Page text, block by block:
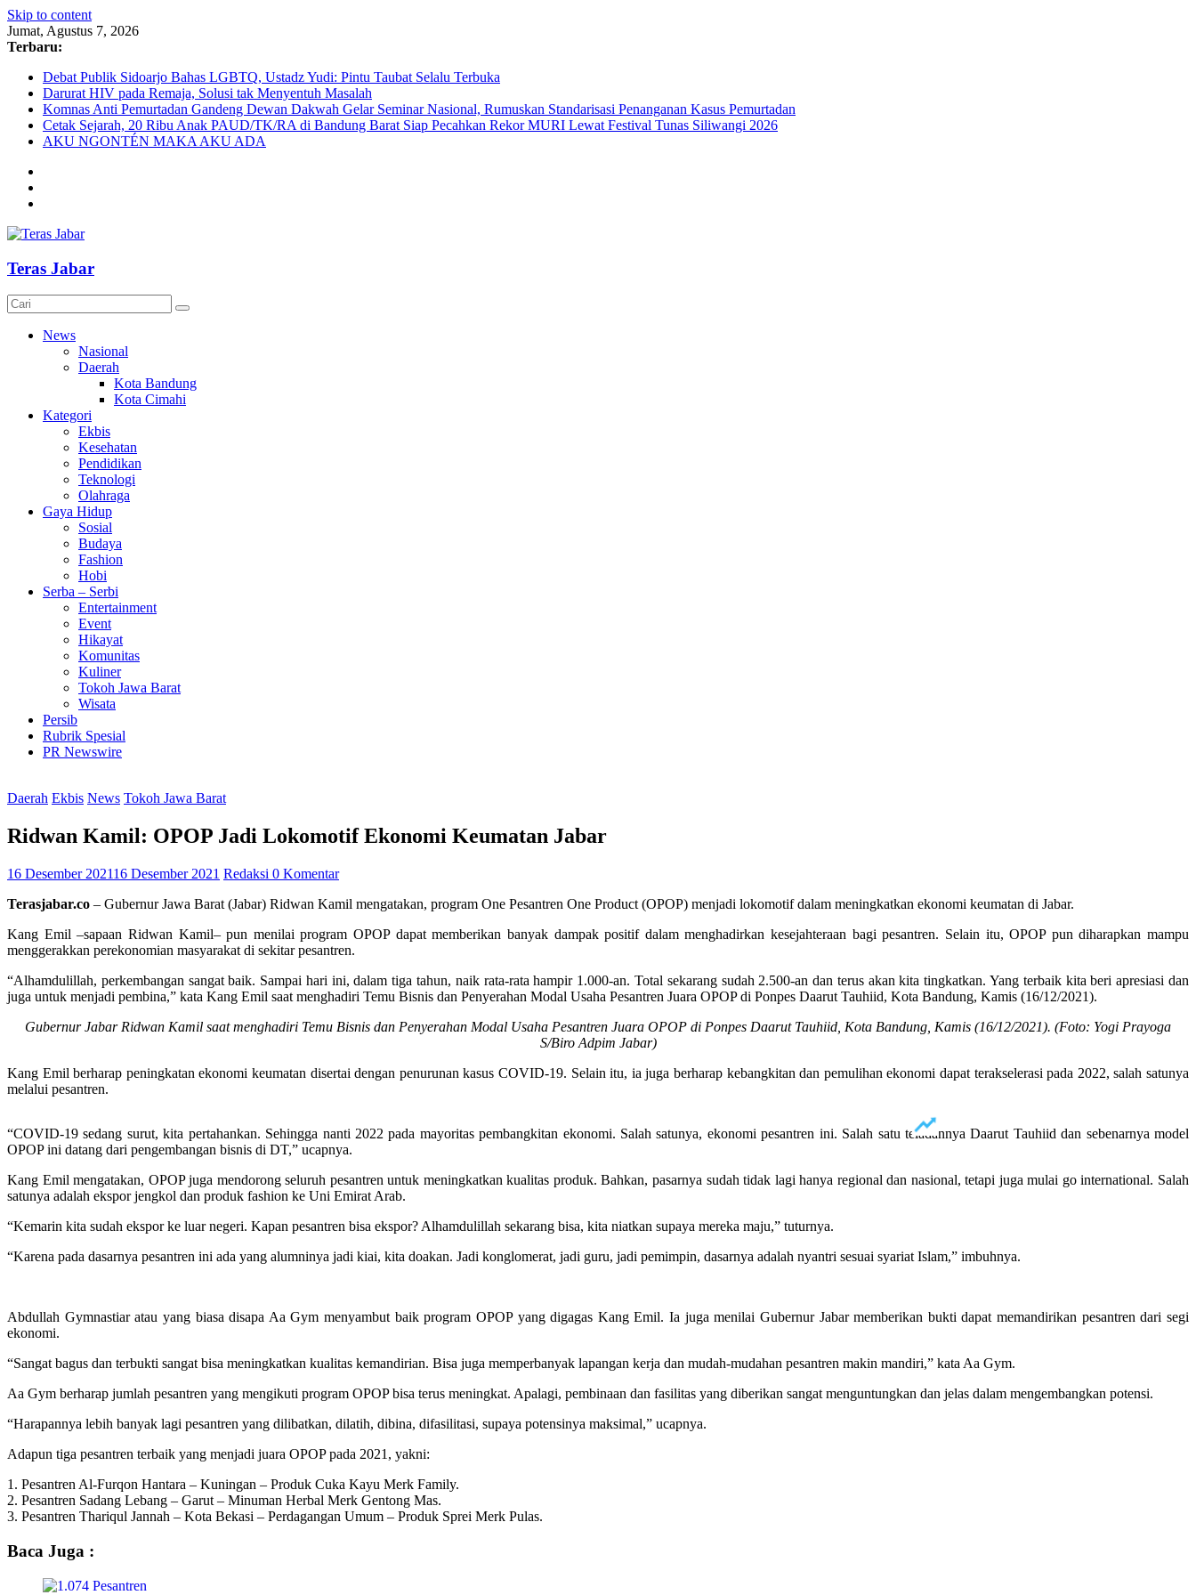
Skip to content
Jumat, Agustus 7, 2026
Terbaru:
Debat Publik Sidoarjo Bahas LGBTQ, Ustadz Yudi: Pintu Taubat Selalu Terbuka
Darurat HIV pada Remaja, Solusi tak Menyentuh Masalah
Komnas Anti Pemurtadan Gandeng Dewan Dakwah Gelar Seminar Nasional, Rumuskan Standarisasi Penanganan Kasus Pemurtadan
Cetak Sejarah, 20 Ribu Anak PAUD/TK/RA di Bandung Barat Siap Pecahkan Rekor MURI Lewat Festival Tunas Siliwangi 2026
AKU NGONTÉN MAKA AKU ADA
Teras Jabar
News
Nasional
Daerah
Kota Bandung
Kota Cimahi
Kategori
Ekbis
Kesehatan
Pendidikan
Teknologi
Olahraga
Gaya Hidup
Sosial
Budaya
Fashion
Hobi
Serba – Serbi
Entertainment
Event
Hikayat
Komunitas
Kuliner
Tokoh Jawa Barat
Wisata
Persib
Rubrik Spesial
PR Newswire
Daerah Ekbis News Tokoh Jawa Barat
Ridwan Kamil: OPOP Jadi Lokomotif Ekonomi Keumatan Jabar
16 Desember 202116 Desember 2021 Redaksi 0 Komentar
Terasjabar.co – Gubernur Jawa Barat (Jabar) Ridwan Kamil mengatakan, program One Pesantren One Product (OPOP) menjadi lokomotif dalam meningkatkan ekonomi keumatan di Jabar.
Kang Emil –sapaan Ridwan Kamil– pun menilai program OPOP dapat memberikan banyak dampak positif dalam menghadirkan kesejahteraan bagi pesantren. Selain itu, OPOP pun diharapkan mampu
menggerakkan perekonomian masyarakat di sekitar pesantren.
“Alhamdulillah, perkembangan sangat baik. Sampai hari ini, dalam tiga tahun, naik rata-rata hampir 1.000-an. Total sekarang sudah 2.500-an dan terus akan kita tingkatkan. Yang terbaik kita beri apresiasi dan
juga untuk menjadi pembina,” kata Kang Emil saat menghadiri Temu Bisnis dan Penyerahan Modal Usaha Pesantren Juara OPOP di Ponpes Daarut Tauhiid, Kota Bandung, Kamis (16/12/2021).
Gubernur Jabar Ridwan Kamil saat menghadiri Temu Bisnis dan Penyerahan Modal Usaha Pesantren Juara OPOP di Ponpes Daarut Tauhiid, Kota Bandung, Kamis (16/12/2021). (Foto: Yogi Prayoga
S/Biro Adpim Jabar)
Kang Emil berharap peningkatan ekonomi keumatan disertai dengan penurunan kasus COVID-19. Selain itu, ia juga berharap kebangkitan dan pemulihan ekonomi dapat terakselerasi pada 2022, salah satunya
melalui pesantren.
“COVID-19 sedang surut, kita pertahankan. Sehingga nanti 2022 pada mayoritas pembangkitan ekonomi. Salah satunya, ekonomi pesantren ini. Salah satu teladannya Daarut Tauhiid dan sebenarnya model
OPOP ini datang dari pengembangan bisnis di DT,” ucapnya.
Kang Emil mengatakan, OPOP juga mendorong seluruh pesantren untuk meningkatkan kualitas produk. Bahkan, pasarnya sudah tidak lagi hanya regional dan nasional, tetapi juga mulai go international. Salah
satunya adalah ekspor jengkol dan produk fashion ke Uni Emirat Arab.
“Kemarin kita sudah ekspor ke luar negeri. Kapan pesantren bisa ekspor? Alhamdulillah sekarang bisa, kita niatkan supaya mereka maju,” tuturnya.
“Karena pada dasarnya pesantren ini ada yang alumninya jadi kiai, kita doakan. Jadi konglomerat, jadi guru, jadi pemimpin, dasarnya adalah nyantri sesuai syariat Islam,” imbuhnya.
Abdullah Gymnastiar atau yang biasa disapa Aa Gym menyambut baik program OPOP yang digagas Kang Emil. Ia juga menilai Gubernur Jabar memberikan bukti dapat memandirikan pesantren dari segi
ekonomi.
“Sangat bagus dan terbukti sangat bisa meningkatkan kualitas kemandirian. Bisa juga memperbanyak lapangan kerja dan mudah-mudahan pesantren makin mandiri,” kata Aa Gym.
Aa Gym berharap jumlah pesantren yang mengikuti program OPOP bisa terus meningkat. Apalagi, pembinaan dan fasilitas yang diberikan sangat menguntungkan dan jelas dalam mengembangkan potensi.
“Harapannya lebih banyak lagi pesantren yang dilibatkan, dilatih, dibina, difasilitasi, supaya potensinya maksimal,” ucapnya.
Adapun tiga pesantren terbaik yang menjadi juara OPOP pada 2021, yakni:
1. Pesantren Al-Furqon Hantara – Kuningan – Produk Cuka Kayu Merk Family.
2. Pesantren Sadang Lebang – Garut – Minuman Herbal Merk Gentong Mas.
3. Pesantren Thariqul Jannah – Kota Bekasi – Perdagangan Umum – Produk Sprei Merk Pulas.
Baca Juga :